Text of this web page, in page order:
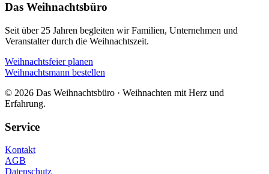
Das Weihnachtsbüro
Seit über 25 Jahren begleiten wir Familien, Unternehmen und
Veranstalter durch die Weihnachtszeit.
Weihnachtsfeier planen
Weihnachtsmann bestellen
© 2026 Das Weihnachtsbüro · Weihnachten mit Herz und
Erfahrung.
Service
Kontakt
AGB
Datenschutz